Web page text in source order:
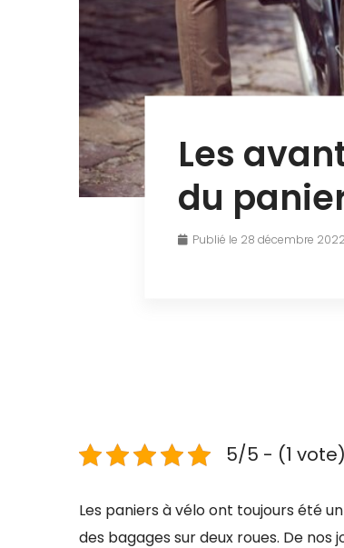
Les
du
Publié le 28 décembre
5/5 - (1 vote)
Les paniers à vélo ont toujours été
des bagages sur deux roues. De